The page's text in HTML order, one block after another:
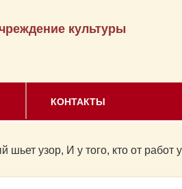
культуры
КОНТАКТЫ
шьет узор, И у того, кто от